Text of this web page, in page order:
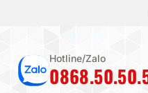
Hotline/Zalo